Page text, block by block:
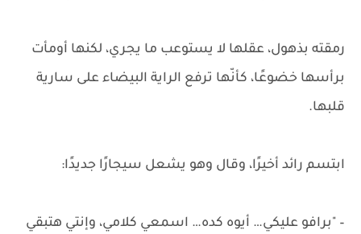
رمقته بذهول، عقلها لا يستوعب ما يجري، لكنها أومأت
برأسها خضوعًا، كأنّها ترفع الراية البيضاء على سارية
قلبها.
ابتسم رائد أخيرًا، وقال وهو يشعل سيجارًا جديدًا:
– "برافو عليكي… أيوه كده… اسمعي كلامي، وإنتي هتبقي